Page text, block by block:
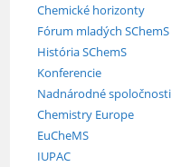
Chemické horizonty
Fórum mladých SChemS
História SChemS
Konferencie
Nadnárodné spoločnosti
Chemistry Europe
EuCheMS
IUPAC